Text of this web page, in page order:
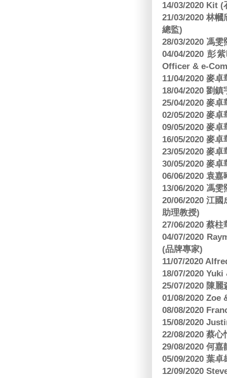
14/03/2020 Kit
21/03/2020 林
總監)
28/03/2020 馮
04/04/2020 彭
Officer & e-
11/04/2020 麥
18/04/2020 劉
25/04/2020 麥
02/05/2020 麥
09/05/2020 麥
16/05/2020 麥
23/05/2020 麥
30/05/2020 麥
06/06/2020 袁
13/06/2020 馮
20/06/2020 江
助理教授)
27/06/2020 蔡
04/07/2020
(品牌專家)
11/07/2020
18/07/2020
25/07/2020 陳
01/08/2020 Zoe
08/08/2020
15/08/2020
22/08/2020 蔡
29/08/2020 何
05/09/2020 葉
12/09/2020